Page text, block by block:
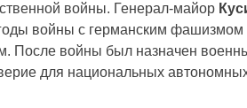
войны. Генерал-майор
войны с германским фашизмом
После войны был назначен
для национальных